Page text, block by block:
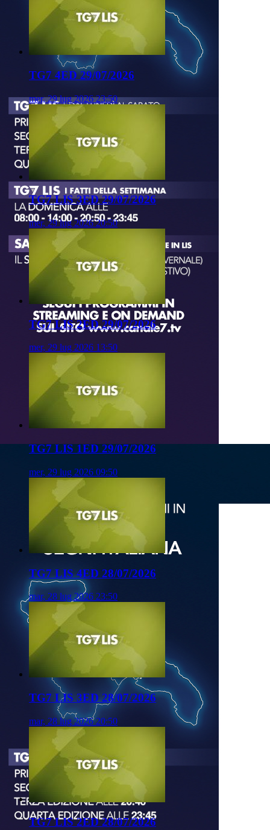
TG7 4ED 29/07/2026
mer, 29 lug 2026 23:50
TG7 LIS 3ED 29/07/2026
mer, 29 lug 2026 20:50
TG7 LIS 2ED 29/07/2026
mer, 29 lug 2026 13:50
TG7 LIS 1ED 29/07/2026
mer, 29 lug 2026 09:50
TG7 LIS 4ED 28/07/2026
mar, 28 lug 2026 23:50
TG7 LIS 3ED 28/07/2026
mar, 28 lug 2026 20:50
TG7 LIS 2ED 28/07/2026